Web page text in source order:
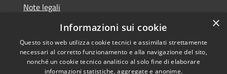
Note legali
Dichiarazione di accessibilità
×
Informazioni sui cookie
Questo sito web utilizza cookie tecnici e assimilati strettamente
necessari al corretto funzionamento e alla navigazione del sito,
nonché un cookie tecnico analitico al solo fine di elaborare
informazioni statistiche, aggregate e anonime.